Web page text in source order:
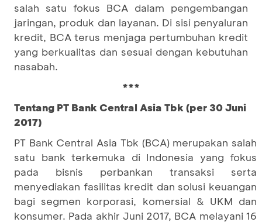
salah satu fokus BCA dalam pengembangan
jaringan, produk dan layanan. Di sisi penyaluran
kredit, BCA terus menjaga pertumbuhan kredit
yang berkualitas dan sesuai dengan kebutuhan
nasabah.
***
Tentang PT Bank Central Asia Tbk (per 30Juni
2017)
PT Bank Central Asia Tbk (BCA) merupakan salah
satu bank terkemuka di Indonesia yang fokus
pada bisnis perbankan transaksi serta
menyediakan fasilitas kredit dan solusi keuangan
bagi segmen korporasi, komersial & UKM dan
konsumer. Pada akhir Juni 2017, BCA melayani 16